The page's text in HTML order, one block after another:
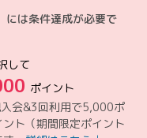
には条件達成が必要で
して
ポイント
会&3回利用で5,000ポ
ト（期間限定ポイント